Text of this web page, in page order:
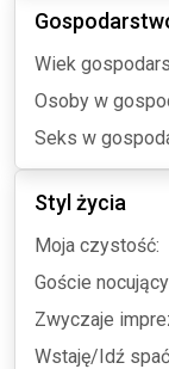
Wiek
Osoby w
Seks w
Styl życia
Moja czystość:
Goście
Zwyczaje
Wstaję/Idź